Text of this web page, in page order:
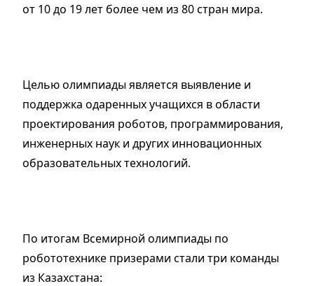
от 10 до 19 лет более чем из 80 стран мира.
Целью олимпиады является выявление и
поддержка одаренных учащихся в области
проектирования роботов, программирования,
инженерных наук и других инновационных
образовательных технологий.
По итогам Всемирной олимпиады по
робототехнике призерами стали три команды
из Казахстана: